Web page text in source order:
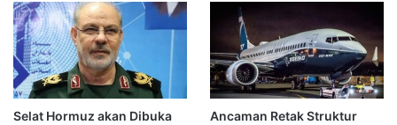
Selat Hormuz akan Dibuka
Ancaman Retak Struktur